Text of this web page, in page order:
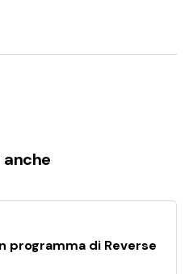
programma di Reverse